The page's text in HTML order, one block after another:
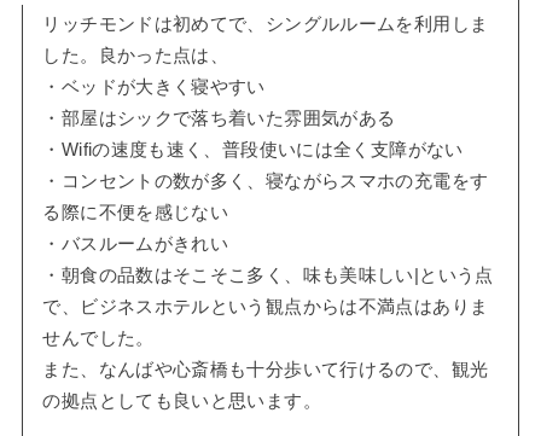
リッチモンドは初めてで、シングルルームを利用しま
した。良かった点は、
・ベッドが大きく寝やすい
・部屋はシックで落ち着いた雰囲気がある
・Wifiの速度も速く、普段使いには全く支障がない
・コンセントの数が多く、寝ながらスマホの充電をす
る際に不便を感じない
・バスルームがきれい
・朝食の品数はそこそこ多く、味も美味しい|という点
で、ビジネスホテルという観点からは不満点はありま
せんでした。
また、なんばや心斎橋も十分歩いて行けるので、観光
の拠点としても良いと思います。